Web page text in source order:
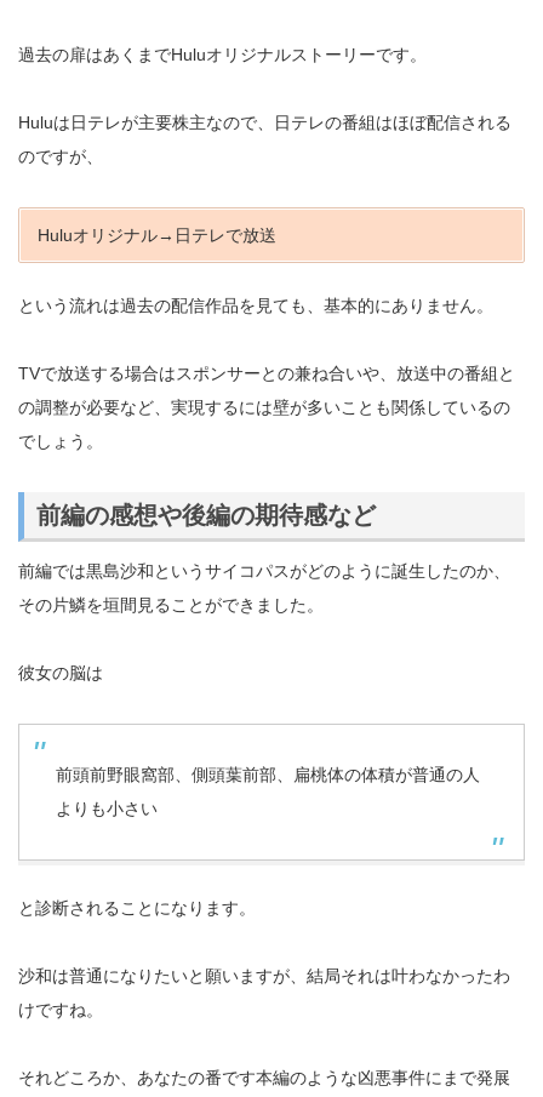
過去の扉はあくまでHuluオリジナルストーリーです。
Huluは日テレが主要株主なので、日テレの番組はほぼ配信される
のですが、
Huluオリジナル→日テレで放送
という流れは過去の配信作品を見ても、基本的にありません。
TVで放送する場合はスポンサーとの兼ね合いや、放送中の番組と
の調整が必要など、実現するには壁が多いことも関係しているの
でしょう。
前編の感想や後編の期待感など
前編では黒島沙和というサイコパスがどのように誕生したのか、
その片鱗を垣間見ることができました。
彼女の脳は
前頭前野眼窩部、側頭葉前部、扁桃体の体積が普通の人
よりも小さい
と診断されることになります。
沙和は普通になりたいと願いますが、結局それは叶わなかったわ
けですね。
それどころか、あなたの番です本編のような凶悪事件にまで発展